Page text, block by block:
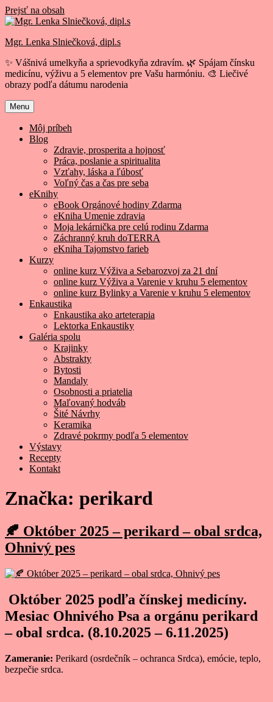
Prejsť na obsah
Mgr. Lenka Slniečková, dipl.s
✨ Vášnivá umelkyňa a sprievodkyňa zdravím. 🌿 Spájam čínsku
medicínu, výživu a 5 elementov pre Vašu harmóniu. 🎨 Liečivé
obrazy podľa dátumu narodenia
Menu
Môj príbeh
Blog
Zdravie, prosperita a hojnosť
Práca, poslanie a spiritualita
Vzťahy, láska a ľúbosť
Voľný čas a čas pre seba
eKnihy
eBook Orgánové hodiny Zdarma
eKniha Umenie zdravia
Moja lekárnička pre celú rodinu Zdarma
Záchranný kruh doTERRA
eKniha Tajomstvo farieb
Kurzy
online kurz Výživa a Sebarozvoj za 21 dní
online kurz Výživa a Varenie v kruhu 5 elementov
online kurz Bylinky a Varenie v kruhu 5 elementov
Enkaustika
Enkaustika ako arteterapia
Lektorka Enkaustiky
Galéria spolu
Krajinky
Abstrakty
Bytosti
Mandaly
Osobnosti a priatelia
Maľovaný hodváb
Šité Návrhy
Keramika
Zdravé pokrmy podľa 5 elementov
Výstavy
Recepty
Kontakt
Značka: perikard
🍂 Október 2025 – perikard – obal srdca,
Ohnivý pes
Október 2025 podľa čínskej medicíny.
Mesiac Ohnivého Psa a orgánu perikard
– obal srdca. (8.10.2025 – 6.11.2025)
Zameranie: Perikard (osrdečník – ochranca Srdca), emócie, teplo,
bezpečie srdca.